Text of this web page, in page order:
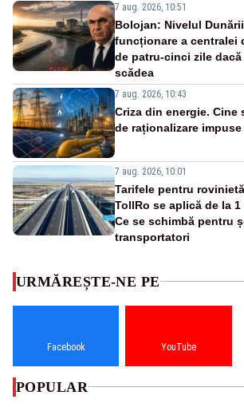
7 aug. 2026, 10:51
Bolojan: Nivelul
funcționare a centralei
de patru-cinci zile
scădea
7 aug. 2026, 10:43
Criza din energie. Cine
de raționalizare
7 aug. 2026, 10:01
Tarifele pentru
TollRo se aplică de la
Ce se schimbă pentru
transportatori
URMĂREȘTE-NE PE
Facebook YouTube
POPULAR